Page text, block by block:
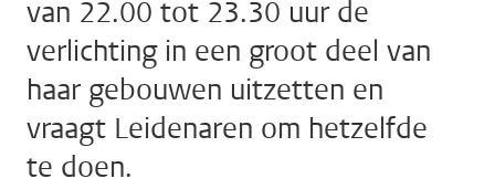
van 22.00 tot 23.30 uur de
verlichting in een groot deel van
haar gebouwen uitzetten en
vraagt Leidenaren om hetzelfde
te doen.